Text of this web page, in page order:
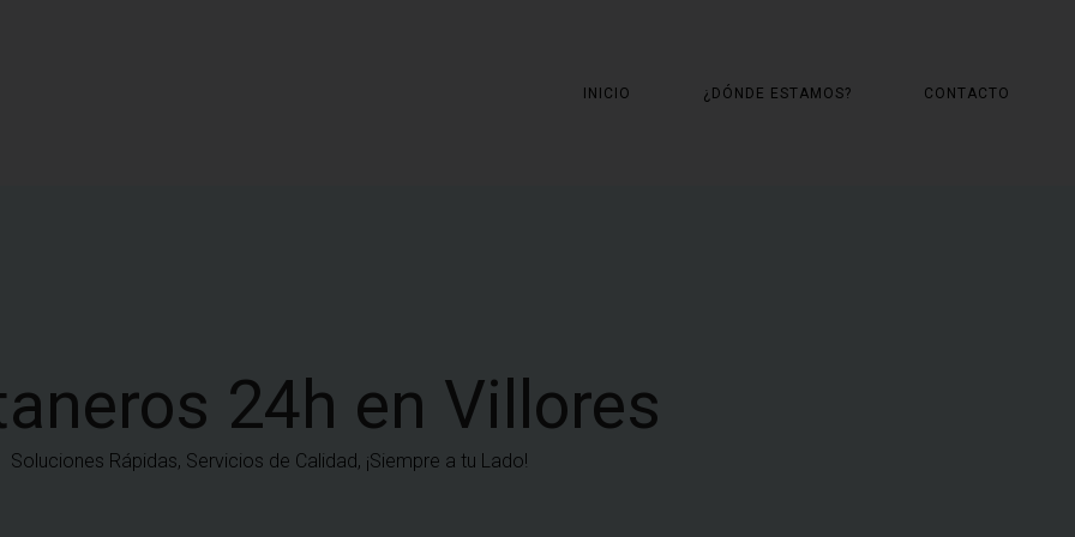
INICIO ¿DÓNDE ESTAMOS? CONTACTO
24h en Villores
Soluciones Rápidas, Servicios de Calidad, ¡Siempre a tu Lado!